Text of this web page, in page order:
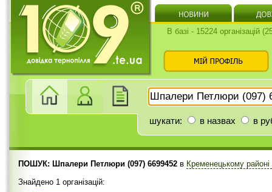
В базі - 15224 організацій
шукати: в назвах в
ПОШУК: Шпалери Петлюри (097) 6699452 в Кременецькому районі
Знайдено 1 організацій: